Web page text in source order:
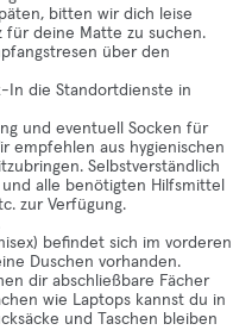
bitten wir dich leise
deine Matte zu suchen.
über den
die Standortdienste in
und eventuell Socken für
empfehlen aus hygienischen
Selbstverständlich
alle benötigten Hilfsmittel
zur Verfügung.
befindet sich im vorderen
Duschen vorhanden.
dir abschließbare Fächer
wie Laptops kannst du in
und Taschen bleiben